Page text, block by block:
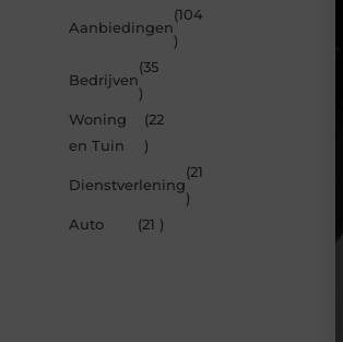
Aanbiedingen
(104
)
Bedrijven
(35
)
Woning
en Tuin
(22
)
Dienstverlening
(21
)
Auto
(21 )